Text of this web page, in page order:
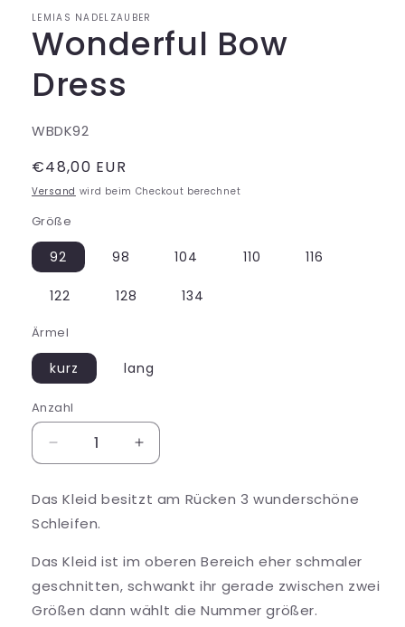
LEMIAS NADELZAUBER
Wonderful Bow
Dress
SKU:
WBDK92
Normaler
Preis
€48,00 EUR
Versand wird beim Checkout berechnet
Größe
92 98 104 110 116
122 128 134
Ärmel
kurz lang
Anzahl
Verringere
die
für
Wonderful
Dress
Erhöhe
die
für
Dress
Das Kleid besitzt am Rücken 3 wunderschöne
Schleifen.
Das Kleid ist im oberen Bereich eher schmaler
geschnitten, schwankt ihr gerade zwischen zwei
Größen dann wählt die Nummer größer.